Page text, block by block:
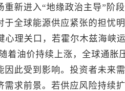
重新进入“地缘政治主导”阶
于全球能源供应紧张的担忧
心理关口，若霍尔木兹海峡
着油价持续上涨，全球通胀
因此受到影响。投资者未来
需求前景。若供应风险持续